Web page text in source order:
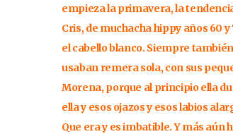
empieza la primavera, la
Cris, de muchacha hippy años 60
el cabello blanco. Siempre
usaban remera sola, con sus
Morena, porque al principio ella
ella y esos ojazos y esos labios
Que era y es imbatible. Y más aún